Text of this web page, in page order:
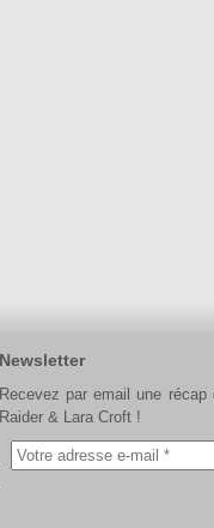
Newsletter
Recevez par email une récap
Raider & Lara Croft !